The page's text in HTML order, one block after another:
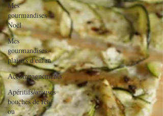
Mes
gourmandises -
Noël
Mes
gourmandises -
plaisirs d'enfan
Accompagnements
Apéritifs/amuses
bouches de fête
ou